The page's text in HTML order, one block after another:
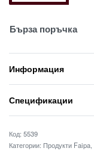
Бърза поръчка
Информация
Спецификации
5539
Категории: Продукти Faipa,